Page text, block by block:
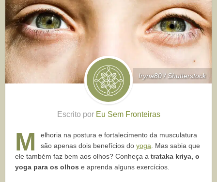
Iryna80 / Shutterstock
Escrito por Eu Sem Fronteiras
M
elhoria na postura e fortalecimento da musculatura
são apenas dois benefícios doyoga . Mas sabia que
ele também faz bem aos olhos? Conheça atrataka kriya, o
yoga para os olhose aprenda alguns exercícios.